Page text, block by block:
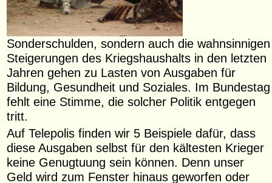
Sonderschulden, sondern auch die wahnsinnigen
Steigerungen des Kriegshaushalts in den letzten
Jahren gehen zu Lasten von Ausgaben für
Bildung, Gesundheit und Soziales. Im Bundestag
fehlt eine Stimme, die solcher Politik entgegen
tritt.
Auf Telepolis finden wir 5 Beispiele dafür, dass
diese Ausgaben selbst für den kältesten Krieger
keine Genugtuung sein können. Denn unser
Geld wird zum Fenster hinaus geworfen oder